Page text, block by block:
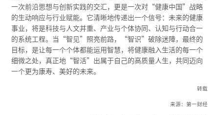
一次前沿思想与创新实践的交汇，更是一次对“健康中国”战略
的生动响应与行业赋能。它清晰地传递出一个信号：未来的健康
事业，将是科技与人文并重、产业与个体协同、认知与行动合一
的系统工程。当“智见”照亮前路，“智识”破除迷障，最终的
目标，是让每一个个体都能运用智慧，将健康融入生活的每一个
细微之处，真正地“智活”出属于自己的高质量人生，共同迈向
一个更为康寿、美好的未来。
转载
来源：第一财经